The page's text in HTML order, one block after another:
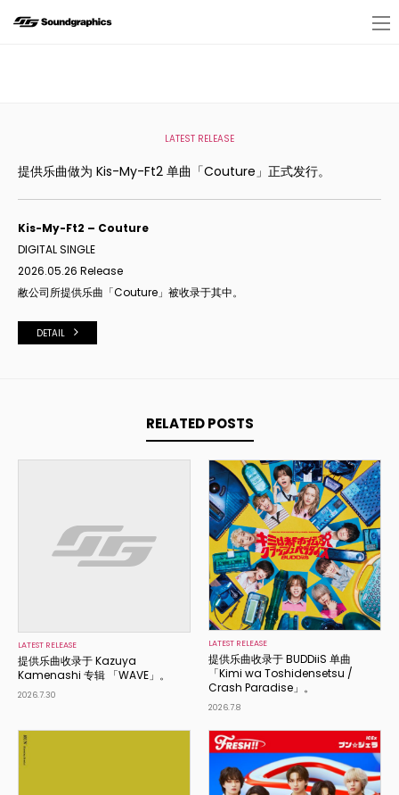
LATEST RELEASE
提供乐曲做为 Kis-My-Ft2 单曲「Couture」正式发行。
Kis-My-Ft2 – Couture
DIGITAL SINGLE
2026.05.26 Release
敝公司所提供乐曲「Couture 」被收录于其中。
DETAIL
RELATED POSTS
LATEST RELEASE
提供乐曲收录于 Kazuya
Kamenashi 专辑 「WAVE」。
2026.7.30
LATEST RELEASE
提供乐曲收录于 BUDDiiS 单曲
「Kimi wa Toshidensetsu /
Crash Paradise」。
2026.7.8